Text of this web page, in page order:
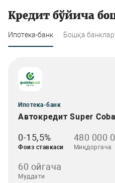
Кредит бўйича
Ипотека-банк Бошқа банклар
Ипотека-банк
Автокредит Super
0-15,5%
Фоиз ставкаси
480 000
Миқдоргача
60 ойгача
Муддати